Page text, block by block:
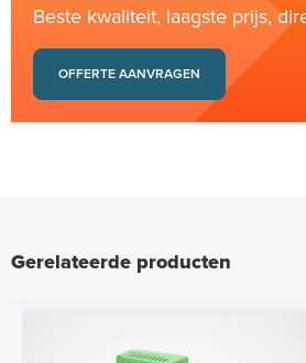
Beste kwaliteit, laagste prijs,
OFFERTE AANVRAGEN
Gerelateerde producten